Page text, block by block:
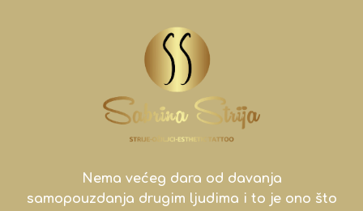
Nema većeg dara od davanja
samopouzdanja drugim ljudima i to je ono što